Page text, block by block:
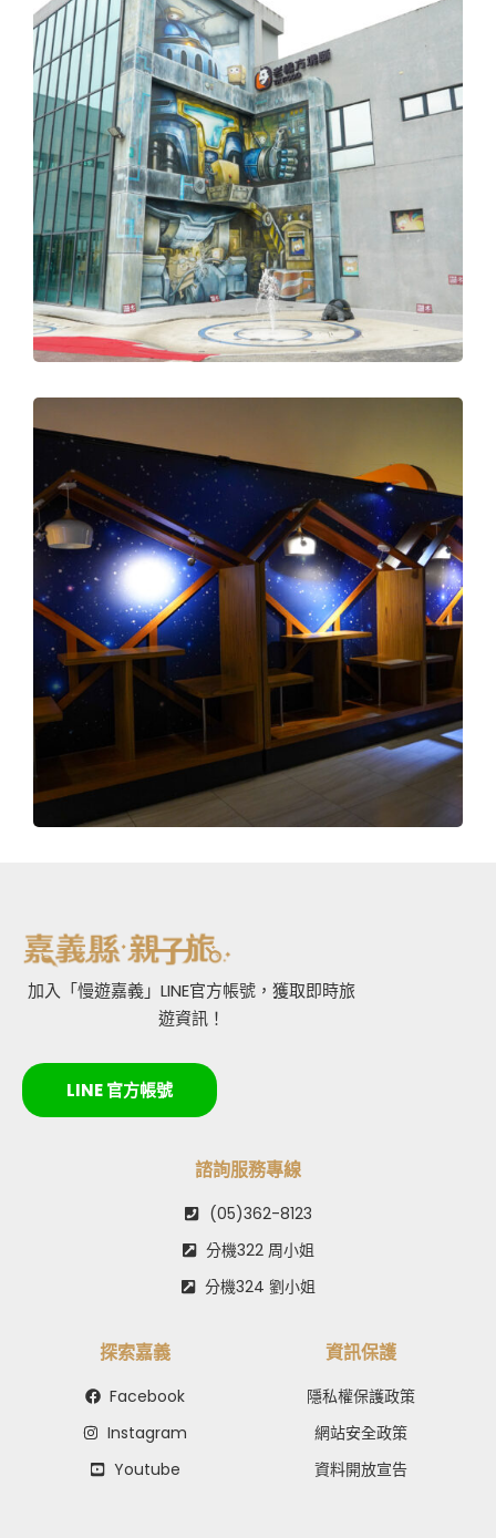
加入「慢遊嘉義」LINE官方帳號，獲取即時旅
遊資訊！
LINE 官方帳號
諮詢服務專線
(05)362-8123
分機322 周小姐
分機324 劉小姐
探索嘉義
Facebook
Instagram
Youtube
資訊保護
隱私權保護政策
網站安全政策
資料開放宣告